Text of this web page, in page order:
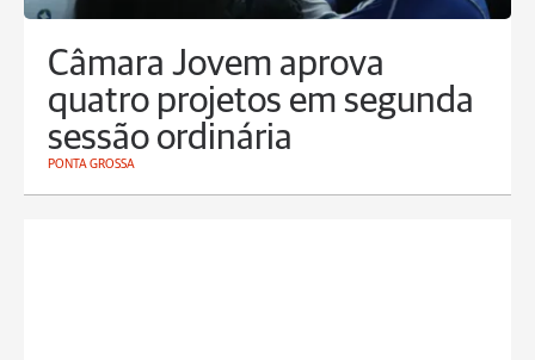
Câmara Jovem aprova
quatro projetos em segunda
sessão ordinária
PONTA GROSSA